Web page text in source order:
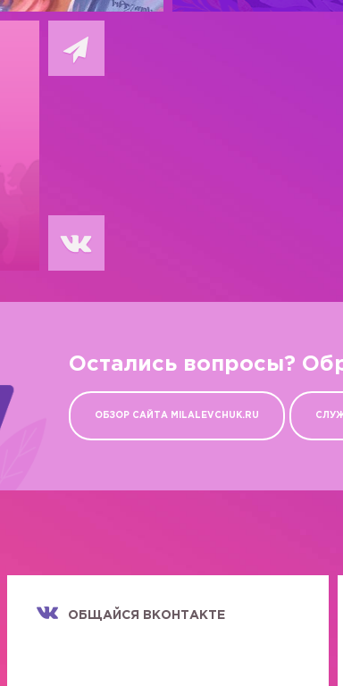
Остались вопросы?
ОБЗОР САЙТА MILALEVCHUK.RU
ОБЩАЙСЯ ВКОНТАКТЕ